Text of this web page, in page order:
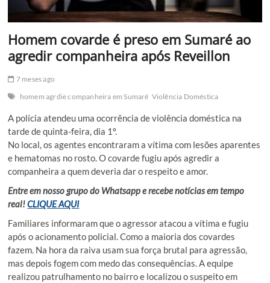
Homem covarde é preso em Sumaré ao
agredir companheira após Reveillon
7 meses ago
homem agrdie companheira em Sumaré Violência Doméstica
A polícia atendeu uma ocorrência de violência doméstica na
tarde de quinta-feira, dia 1º.
No local, os agentes encontraram a vítima com lesões aparentes
e hematomas no rosto. O covarde fugiu após agredir a
companheira a quem deveria dar o respeito e amor.
Entre em nosso grupo do Whatsapp e recebe notícias em tempo
real!CLIQUE AQUI
Familiares informaram que o agressor atacou a vítima e fugiu
após o acionamento policial. Como a maioria dos covardes
fazem. Na hora da raiva usam sua força brutal para agressão,
mas depois fogem com medo das consequências. A equipe
realizou patrulhamento no bairro e localizou o suspeito em